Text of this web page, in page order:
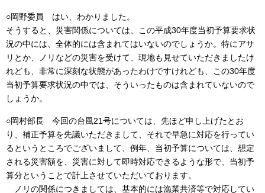
○岡野委員 はい、わかりました。
そうすると、災害関係については、この平成30年度当初予算要求状
況の中には、全体的には含まれてはいないのでしょうか。特にアサ
リとか、ノリなどの災害を受けて、現地も見せていただきましたけ
れども、非常に深刻な状態があったわけですけれども、この30年度
当初予算要求状況の中では、そういったものは含まれていないので
しょうか。
○岡村部長 今回の台風21号については、先ほど申し上げたとお
り、補正予算を先議いただきまして、それで早急に対応を行ってい
るというところでございまして、例年、当初予算については、想定
される災害額を、災害に対して即時対応できるような形で、当初予
算分ということで計上させていただいております。
ノリの関係につきましては、基本的には漁業共済等で対応してい